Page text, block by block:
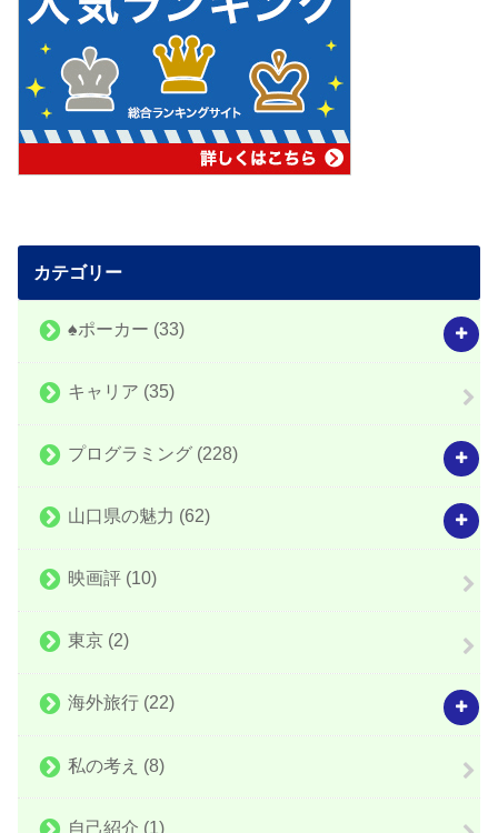
カテゴリー
♠️ポーカー (33)
キャリア (35)
プログラミング (228)
山口県の魅力 (62)
映画評 (10)
東京 (2)
海外旅行 (22)
私の考え (8)
自己紹介 (1)